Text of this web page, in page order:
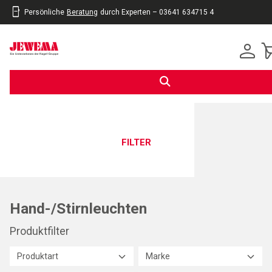
Persönliche Beratung durch Experten – 03641 634715 4
FILTER
Hand-/Stirnleuchten
Produktfilter
Produktart Marke